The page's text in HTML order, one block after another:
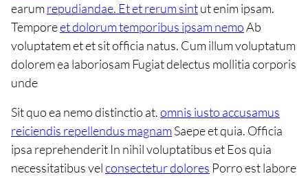
earumrepudiandae. Et et rerum sintut enim ipsam.
Temporeet dolorum temporibus ipsam nemoAb
voluptatem et et sit officia natus. Cum illum voluptatum
dolorem ea laboriosam Fugiat delectus mollitia corporis
unde
Sit quo ea nemo distinctio at.omnis iusto accusamus
reiciendis repellendus magnamSaepe et quia. Officia
ipsa reprehenderit In nihil voluptatibus et Eos quia
necessitatibus velconsectetur dolores Porro est labore